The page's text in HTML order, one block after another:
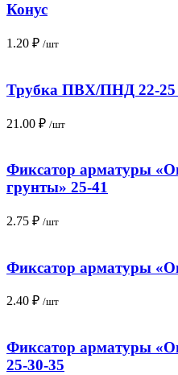
Конус
1.20 ₽ /шт
Трубка ПВХ/ПНД 22-25
21.00 ₽ /шт
Фиксатор арматуры
грунты» 25-41
2.75 ₽ /шт
Фиксатор арматуры
2.40 ₽ /шт
Фиксатор арматуры
25-30-35